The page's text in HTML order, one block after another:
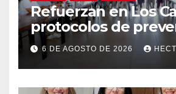
Refuerzan en Los
protocolos de
rescate en playas
y temporada de
6 DE AGOSTO DE 2026